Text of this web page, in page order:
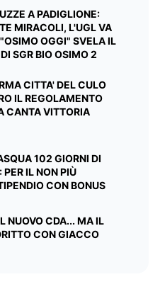
A PADIGLIONE:
MIRACOLI, L'UGL VA
OGGI" SVELA IL
SGR BIO OSIMO 2
CITTA' DEL CULO
IL REGOLAMENTO
CANTA VITTORIA
102 GIORNI DI
IL NON PIÙ
CON BONUS
NUOVO CDA... MA IL
CON GIACCO